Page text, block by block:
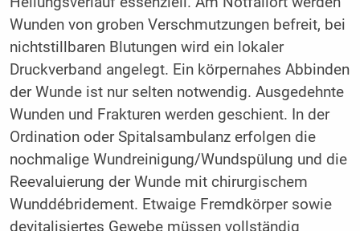
Wunden von groben Verschmutzungen befreit, bei
nichtstillbaren Blutungen wird ein lokaler
Druckverband angelegt. Ein körpernahes Abbinden
der Wunde ist nur selten notwendig. Ausgedehnte
Wunden und Frakturen werden geschient. In der
Ordination oder Spitalsambulanz erfolgen die
nochmalige Wundreinigung/Wundspülung und die
Reevaluierung der Wunde mit chirurgischem
Wunddébridement. Etwaige Fremdkörper sowie
devitalisiertes Gewebe müssen vollständig